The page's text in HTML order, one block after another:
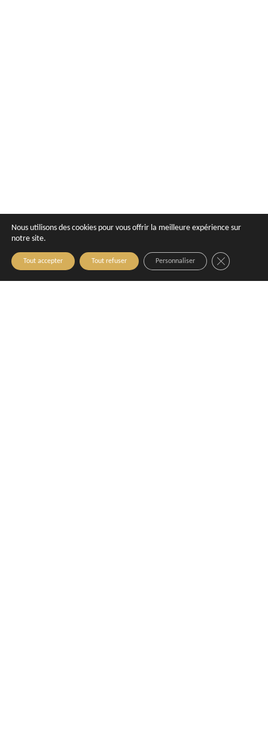
Nous utilisons des cookies pour vous offrir la meilleure expérience sur
notre site.
Tout accepter Tout refuser Personnaliser Close GDPR